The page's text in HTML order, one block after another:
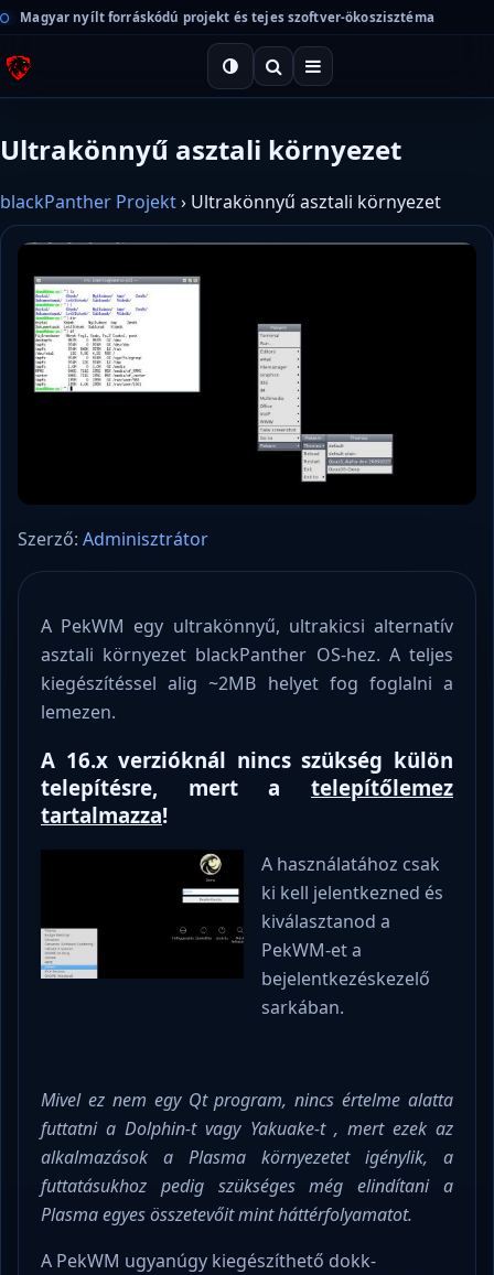
Magyar nyílt forráskódú projekt és tejes szoftver-ökoszisztéma
Ultrakönnyű asztali környezet
blackPanther Projekt› Ultrakönnyű asztali környezet
Szerző: Adminisztrátor
A PekWM egy ultrakönnyű, ultrakicsi alternatív
asztali környezet blackPanther OS-hez. A teljes
kiegészítéssel alig ~2MB helyet fog foglalni a
lemezen.
A 16.x verzióknál nincs szükség külön
telepítésre, mert a telepítőlemez
tartalmazza!
A használatához csak
ki kell jelentkezned és
kiválasztanod a
PekWM-et a
bejelentkezéskezelő
sarkában.
Mivel ez nem egy Qt program, nincs értelme alatta
futtatni a Dolphin-t vagy Yakuake-t , mert ezek az
alkalmazások a Plasma környezetet igénylik, a
futtatásukhoz pedig szükséges még elindítani a
Plasma egyes összetevőit mint háttérfolyamatot.
A PekWM ugyanúgy kiegészíthető dokk-